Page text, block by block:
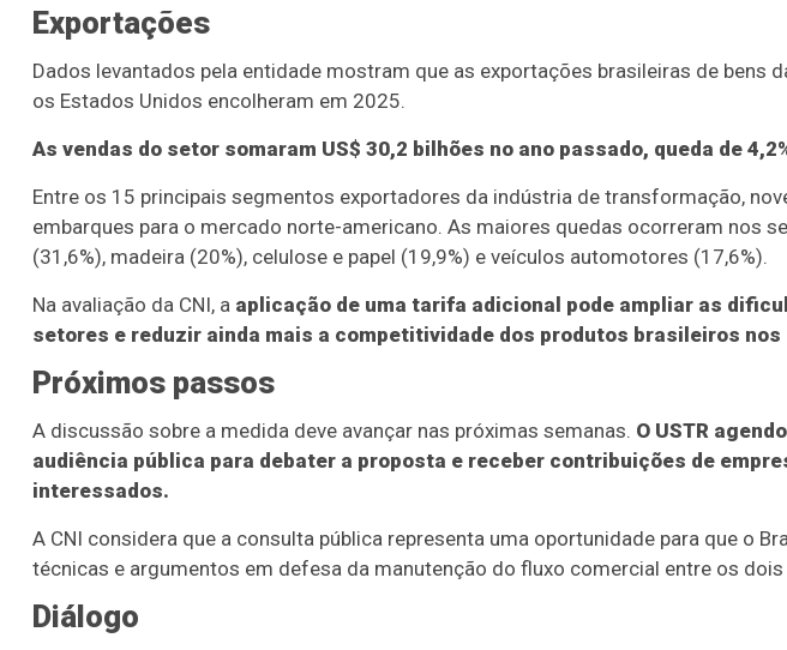
Exportações
Dados levantados pela entidade mostram que as exportações brasileiras de bens
os Estados Unidos encolheram em 2025.
As vendas do setor somaram US$ 30,2 bilhões no ano passado, queda de
Entre os 15 principais segmentos exportadores da indústria de transformação,
embarques para o mercado norte-americano. As maiores quedas ocorreram nos
(31,6%), madeira (20%), celulose e papel (19,9%) e veículos automotores (17,6%).
Na avaliação da CNI, a aplicação de uma tarifa adicional pode ampliar as
setores e reduzir ainda mais a competitividade dos produtos brasileiros nos
Próximos passos
A discussão sobre a medida deve avançar nas próximas semanas. O USTR
audiência pública para debater a proposta e receber contribuições de
interessados.
A CNI considera que a consulta pública representa uma oportunidade para que o
técnicas e argumentos em defesa da manutenção do fluxo comercial entre os dois
Diálogo